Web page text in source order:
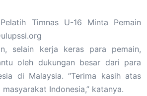
Timnas U-16 Minta Pemain
selain kerja keras para pemain,
oleh dukungan besar dari para
di Malaysia. “Terima kasih atas
Indonesia,” katanya.